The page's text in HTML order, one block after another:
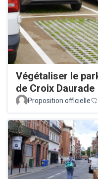
Végétaliser le
de Croix Daurade
Proposition officielle